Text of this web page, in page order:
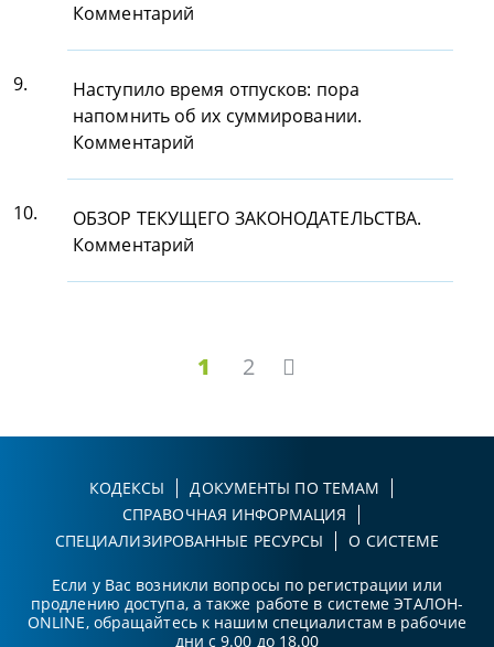
Комментарий
9.
Наступило время отпусков: пора
напомнить об их суммировании.
Комментарий
10.
ОБЗОР ТЕКУЩЕГО ЗАКОНОДАТЕЛЬСТВА.
Комментарий
1 2
КОДЕКСЫ
ДОКУМЕНТЫ ПО ТЕМАМ
СПРАВОЧНАЯ ИНФОРМАЦИЯ
СПЕЦИАЛИЗИРОВАННЫЕ РЕСУРСЫ
О СИСТЕМЕ
Если у Вас возникли вопросы по регистрации или
продлению доступа, а также работе в системе ЭТАЛОН-
ONLINE, обращайтесь к нашим специалистам в рабочие
дни с 9.00 до 18.00